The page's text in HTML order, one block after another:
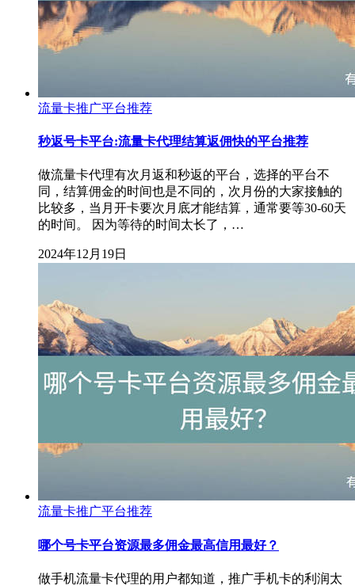
流量卡推广平台推荐
秒返号卡平台:流量卡代理结算返佣快的平台推荐
做流量卡代理有次月返和秒返的平台，选择的平台不
同，结算佣金的时间也是不同的，次月份的大家接触的
比较多，当月开卡要次月底才能结算，通常要等30-60天
的时间。 因为等待的时间太长了，…
2024年12月19日
流量卡推广平台推荐
哪个号卡平台资源最多佣金最高信用最好？
做手机流量卡代理的用户都知道，推广手机卡的利润太